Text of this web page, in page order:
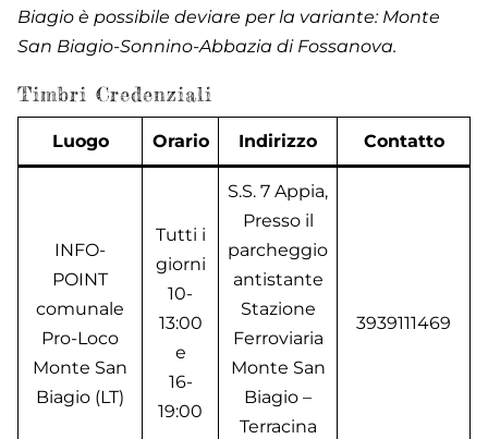
Biagio è possibile deviare per la variante: Monte
San Biagio-Sonnino-Abbazia di Fossanova.
Timbri Credenziali
Luogo Orario Indirizzo Contatto
INFO-
POINT
comunale
Pro-Loco
Monte San
Biagio (LT)
Tutti i
giorni
10-
13:00
e
16-
19:00
S.S. 7 Appia,
Presso il
parcheggio
antistante
Stazione
Ferroviaria
Monte San
Biagio –
Terracina
3939111469